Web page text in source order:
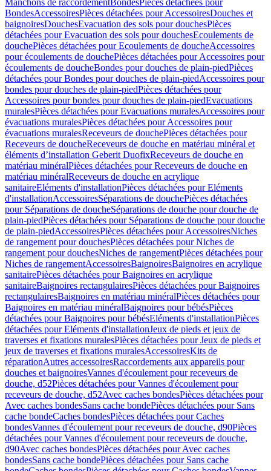
Manchons de raccordementBondesPièces détachées pour
BondesAccessoiresPièces détachées pour AccessoiresDouches et
baignoiresDouchesEvacuation des sols pour douchesPièces
détachées pour Evacuation des sols pour douchesEcoulements de
douchePièces détachées pour Ecoulements de doucheAccessoires
pour écoulements de douchePièces détachées pour Accessoires pour
écoulements de doucheBondes pour douches de plain-piedPièces
détachées pour Bondes pour douches de plain-piedAccessoires pour
bondes pour douches de plain-piedPièces détachées pour
Accessoires pour bondes pour douches de plain-piedEvacuations
muralesPièces détachées pour Evacuations muralesAccessoires pour
évacuations muralesPièces détachées pour Accessoires pour
évacuations muralesReceveurs de douchePièces détachées pour
Receveurs de doucheReceveurs de douche en matériau minéral et
éléments d’installation Geberit DuofixReceveurs de douche en
matériau minéralPièces détachées pour Receveurs de douche en
matériau minéralReceveurs de douche en acrylique
sanitaireEléments d'installationPièces détachées pour Eléments
d'installationAccessoiresSéparations de douchePièces détachées
pour Séparations de doucheSéparations de douche pour douche de
plain-piedPièces détachées pour Séparations de douche pour douche
de plain-piedAccessoiresPièces détachées pour AccessoiresNiches
de rangement pour douchesPièces détachées pour Niches de
rangement pour douchesNiches de rangementPièces détachées pour
Niches de rangementAccessoiresBaignoiresBaignoires en acrylique
sanitairePièces détachées pour Baignoires en acrylique
sanitaireBaignoires rectangulairesPièces détachées pour Baignoires
rectangulairesBaignoires en matériau minéralPièces détachées pour
Baignoires en matériau minéralBaignoires pour bébésPièces
détachées pour Baignoires pour bébésEléments d'installationPièces
détachées pour Eléments d'installationJeux de pieds et jeux de
traverses et fixations muralesPièces détachées pour Jeux de pieds et
jeux de traverses et fixations muralesAccessoiresKits de
réparationAutres accessoiresRaccordements aux appareils pour
douches et baignoiresVannes d'écoulement pour receveurs de
douche, d52Pièces détachées pour Vannes d'écoulement pour
receveurs de douche, d52Avec caches bondesPièces détachées pour
Avec caches bondesSans cache bondePièces détachées pour Sans
cache bondeCaches bondesPièces détachées pour Caches
bondesVannes d'écoulement pour receveurs de douche, d90Pièces
détachées pour Vannes d'écoulement pour receveurs de douche,
d90Avec caches bondesPièces détachées pour Avec caches
bondesSans cache bondePièces détachées pour Sans cache